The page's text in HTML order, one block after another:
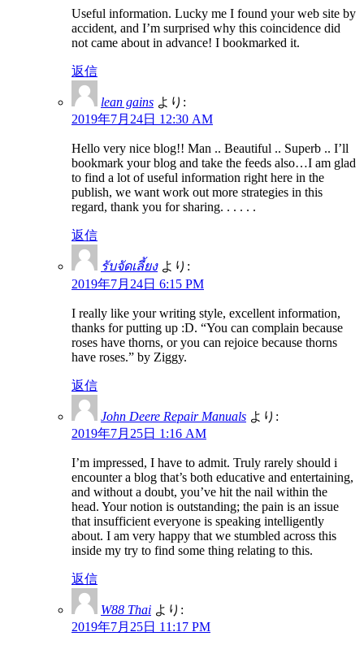
Useful information. Lucky me I found your web site by
accident, and I’m surprised why this coincidence did
not came about in advance! I bookmarked it.
返信
lean gains より:
2019年7月24日 12:30 AM
Hello very nice blog!! Man .. Beautiful .. Superb .. I’ll
bookmark your blog and take the feeds also…I am glad
to find a lot of useful information right here in the
publish, we want work out more strategies in this
regard, thank you for sharing. . . . . .
返信
รับจัดเลี้ยง より:
2019年7月24日 6:15 PM
I really like your writing style, excellent information,
thanks for putting up :D. “You can complain because
roses have thorns, or you can rejoice because thorns
have roses.” by Ziggy.
返信
John Deere Repair Manuals より:
2019年7月25日 1:16 AM
I’m impressed, I have to admit. Truly rarely should i
encounter a blog that’s both educative and entertaining,
and without a doubt, you’ve hit the nail within the
head. Your notion is outstanding; the pain is an issue
that insufficient everyone is speaking intelligently
about. I am very happy that we stumbled across this
inside my try to find some thing relating to this.
返信
W88 Thai より:
2019年7月25日 11:17 PM